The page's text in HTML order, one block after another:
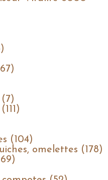
(104)
omelettes (178)